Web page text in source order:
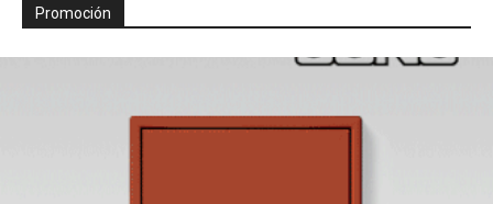
Promoción